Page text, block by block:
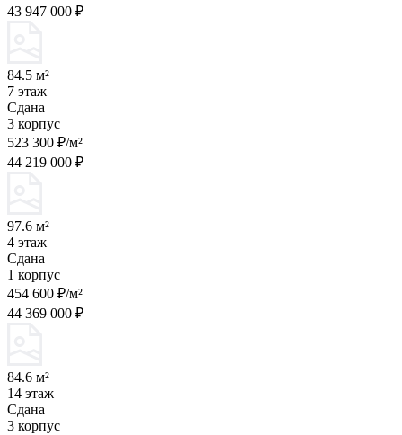
43 947 000 ₽
84.5 м²
7 этаж
Сдана
3 корпус
523 300 ₽/м²
44 219 000 ₽
97.6 м²
4 этаж
Сдана
1 корпус
454 600 ₽/м²
44 369 000 ₽
84.6 м²
14 этаж
Сдана
3 корпус